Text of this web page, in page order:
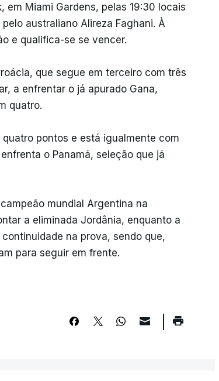
em Miami Gardens, pelas 19:30 locais
australiano Alireza Faghani. À
e qualifica-se se vencer.
que segue em terceiro com três
a enfrentar o já apurado Gana,
quatro.
pontos e está igualmente com
o Panamá, seleção que já
mundial Argentina na
a eliminada Jordânia, enquanto a
na prova, sendo que,
para seguir em frente.